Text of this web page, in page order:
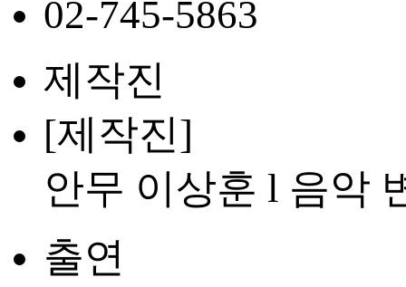
02-745-5863
제작진
[제작진]
안무 이상훈 l 음악
출연